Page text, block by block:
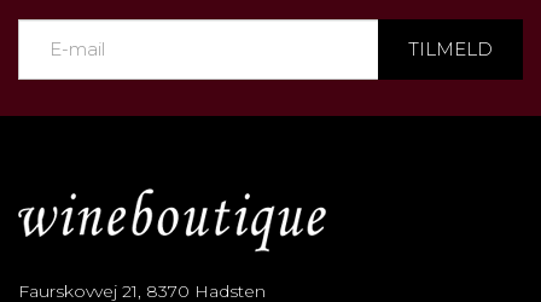
TILMELD
Faurskovvej 21, 8370 Hadsten